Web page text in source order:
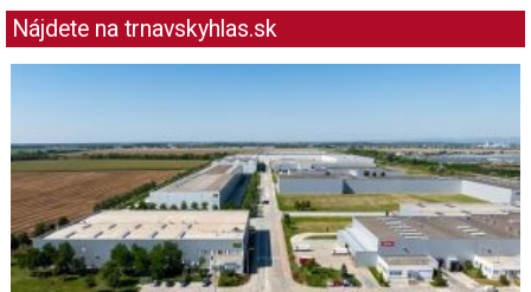
Nájdete na trnavskyhlas.sk